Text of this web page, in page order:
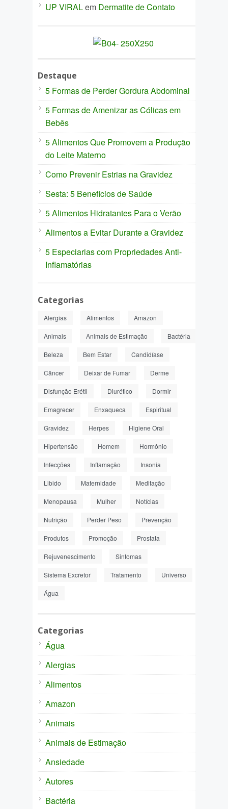
UP VIRALem Dermatite de Contato
Destaque
5 Formas de Perder Gordura Abdominal
5 Formas de Amenizar as Cólicas em
Bebês
5 Alimentos Que Promovem a Produção
do Leite Materno
Como Prevenir Estrias na Gravidez
Sesta: 5 Benefícios de Saúde
5 Alimentos Hidratantes Para o Verão
Alimentos a Evitar Durante a Gravidez
5 Especiarias com Propriedades Anti-
Inflamatórias
Categorias
Alergias Alimentos Amazon
Animais Animais de Estimação Bactéria
Beleza Bem Estar Candidíase
Câncer Deixar de Fumar Derme
Disfunção Erétil Diurético Dormir
Emagrecer Enxaqueca Espiritual
Gravidez Herpes Higiene Oral
Hipertensão Homem Hormônio
Infecções Inflamação Insonia
Libido Maternidade Meditação
Menopausa Mulher Notícias
Nutrição Perder Peso Prevenção
Produtos Promoção Prostata
Rejuvenescimento Sintomas
Sistema Excretor Tratamento Universo
Água
Categorias
Água
Alergias
Alimentos
Amazon
Animais
Animais de Estimação
Ansiedade
Autores
Bactéria